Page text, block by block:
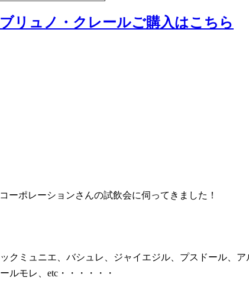
ブリュノ・クレールご購入はこちら
ーポレーションさんの試飲会に伺ってきました！
クミュニエ、バシュレ、ジャイエジル、プスドール、
ルモレ、etc・・・・・・